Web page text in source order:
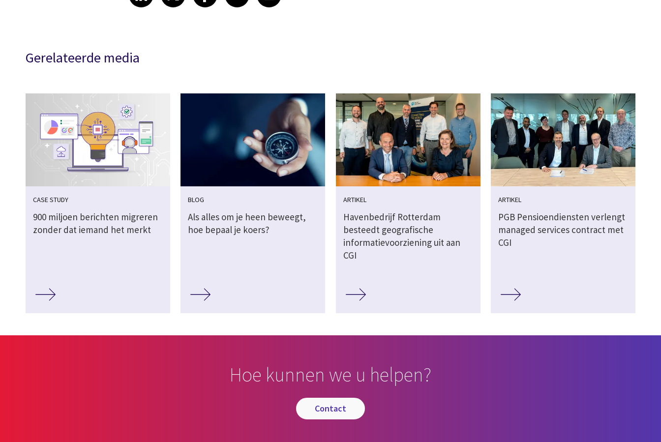
Gerelateerde media
CASE STUDY
900 miljoen berichten migreren
zonder dat iemand het merkt
BLOG
Als alles om je heen beweegt,
hoe bepaal je koers?
ARTIKEL
Havenbedrijf Rotterdam
besteedt geografische
informatievoorziening uit aan
CGI
ARTIKEL
PGB Pensioendiensten verlengt
managed services contract met
CGI
Hoe kunnen we u helpen?
contact